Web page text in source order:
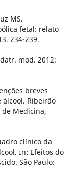
MS.
fetal: relato
234-239.
mod. 2012;
breves
Ribeirão
de Medicina,
clínico da
In: Efeitos do
São Paulo: